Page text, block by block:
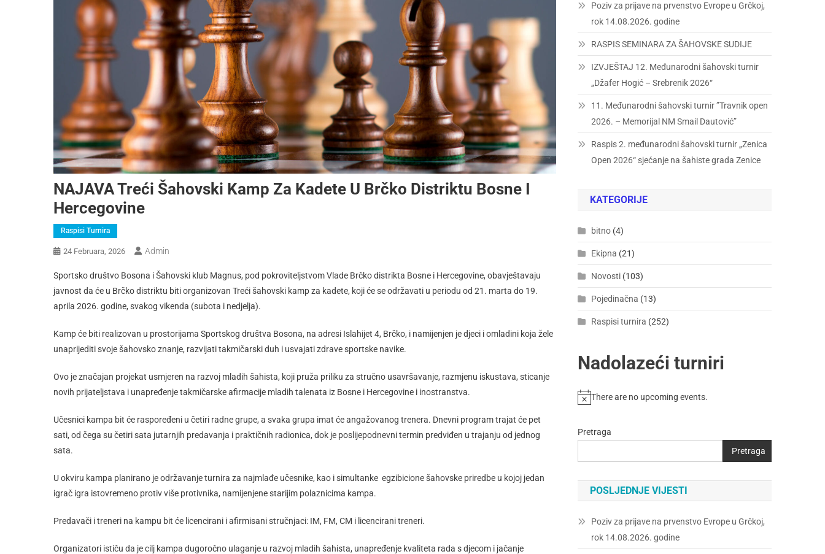
NAJAVA Treći Šahovski Kamp Za Kadete U Brčko Distriktu Bosne I
Hercegovine
Raspisi Turnira
24 Februara, 2026 Admin
Sportsko društvo Bosona i Šahovski klub Magnus, pod pokroviteljstvom Vlade Brčko distrikta Bosne i Hercegovine, obavještavaju
javnost da će u Brčko distriktu biti organizovan Treći šahovski kamp za kadete, koji će se održavati u periodu od 21. marta do 19.
aprila 2026. godine, svakog vikenda (subota i nedjelja).
Kamp će biti realizovan u prostorijama Sportskog društva Bosona, na adresi Islahijet 4, Brčko, i namijenjen je djeci i omladini koja žele
unaprijediti svoje šahovsko znanje, razvijati takmičarski duh i usvajati zdrave sportske navike.
Ovo je značajan projekat usmjeren na razvoj mladih šahista, koji pruža priliku za stručno usavršavanje, razmjenu iskustava, sticanje
novih prijateljstava i unapređenje takmičarske afirmacije mladih talenata iz Bosne i Hercegovine i inostranstva.
Učesnici kampa bit će raspoređeni u četiri radne grupe, a svaka grupa imat će angažovanog trenera. Dnevni program trajat će pet
sati, od čega su četiri sata jutarnjih predavanja i praktičnih radionica, dok je poslijepodnevni termin predviđen u trajanju od jednog
sata.
U okviru kampa planirano je održavanje turnira za najmlađe učesnike, kao i simultanke egzibicione šahovske priredbe u kojoj jedan
igrač igra istovremeno protiv više protivnika, namijenjene starijim polaznicima kampa.
Predavači i treneri na kampu bit će licencirani i afirmisani stručnjaci: IM, FM, CM i licencirani treneri.
Organizatori ističu da je cilj kampa dugoročno ulaganje u razvoj mladih šahista, unapređenje kvaliteta rada s djecom i jačanje
Poziv za prijave na prvenstvo Evrope u Grčkoj,
rok 14.08.2026. godine
RASPIS SEMINARA ZA ŠAHOVSKE SUDIJE
IZVJEŠTAJ 12. Međunarodni šahovski turnir
„Džafer Hogić – Srebrenik 2026“
11. Međunarodni šahovski turnir ”Travnik open
2026. – Memorijal NM Smail Dautović”
Raspis 2. međunarodni šahovski turnir „Zenica
Open 2026“ sjećanje na šahiste grada Zenice
KATEGORIJE
bitno (4)
Ekipna (21)
Novosti (103)
Pojedinačna (13)
Raspisi turnira (252)
Nadolazeći turniri
There are no upcoming events.
Pretraga
Pretraga
POSLJEDNJE VIJESTI
Poziv za prijave na prvenstvo Evrope u Grčkoj,
rok 14.08.2026. godine